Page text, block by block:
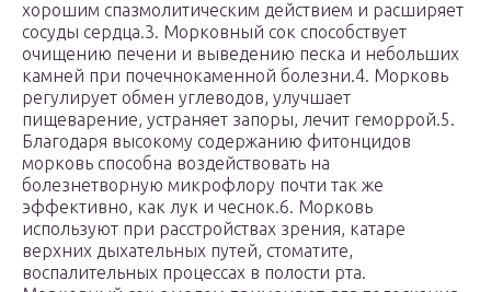
хорошим спазмолитическим действием и расширяет
сосуды сердца.3. Морковный сок способствует
очищению печени и выведению песка и небольших
камней при почечнокаменной болезни.4. Морковь
регулирует обмен углеводов, улучшает
пищеварение, устраняет запоры, лечит геморрой.5.
Благодаря высокому содержанию фитонцидов
морковь способна воздействовать на
болезнетворную микрофлору почти так же
эффективно, как лук и чеснок.6. Морковь
используют при расстройствах зрения, катаре
верхних дыхательных путей, стоматите,
воспалительных процессах в полости рта.